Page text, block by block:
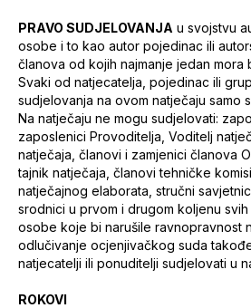
PRAVO SUDJELOVANJA u svojstvu
osobe i to kao autor pojedinac ili
članova od kojih najmanje jedan mora
Svaki od natjecatelja, pojedinac ili
sudjelovanja na ovom natječaju samo
Na natječaju ne mogu sudjelovati:
zaposlenici Provoditelja, Voditelj
natječaja, članovi i zamjenici članova
tajnik natječaja, članovi tehničke
natječajnog elaborata, stručni
srodnici u prvom i drugom koljenu
osobe koje bi narušile ravnopravnost
odlučivanje ocjenjivačkog suda
natjecatelji ili ponuditelji sudjelovati u
ROKOVI